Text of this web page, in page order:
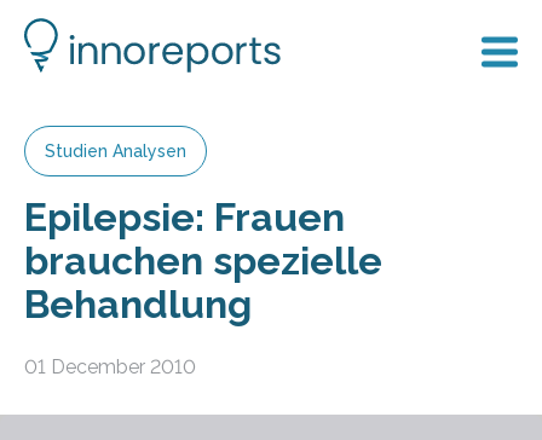
Studien Analysen
Epilepsie: Frauen
brauchen spezielle
Behandlung
01 December 2010